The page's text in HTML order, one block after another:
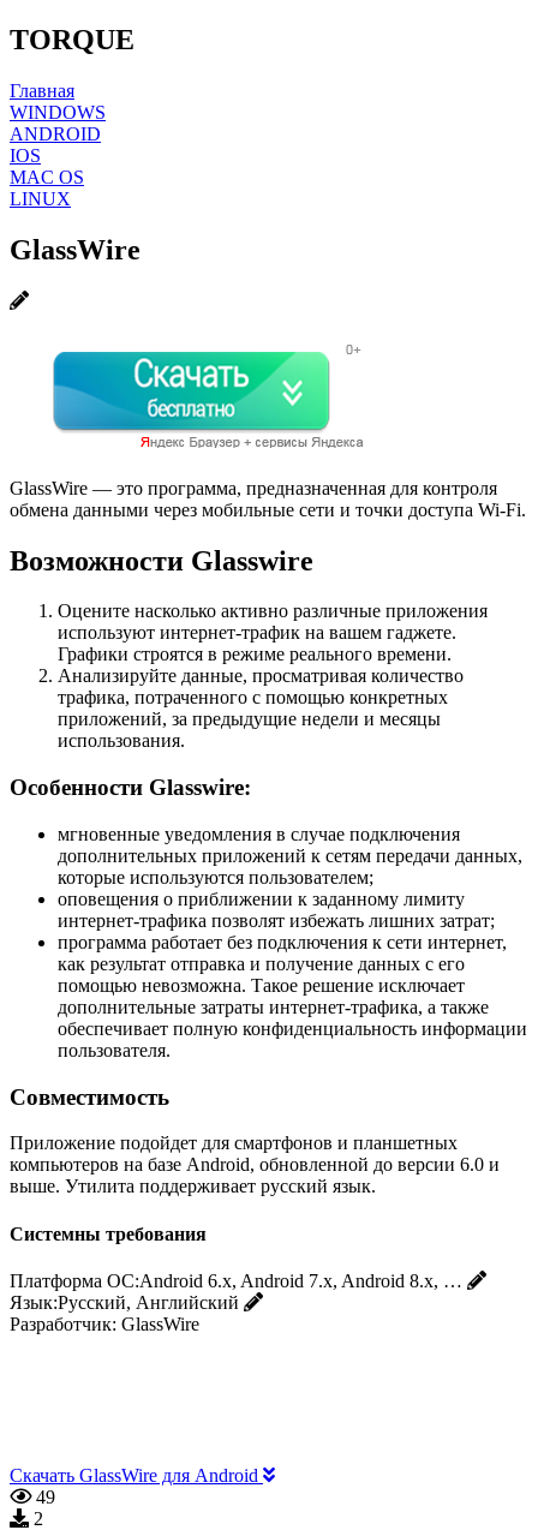
TORQUE
Главная
WINDOWS
ANDROID
IOS
MAC OS
LINUX
GlassWire
GlassWire — это программа, предназначенная для контроля
обмена данными через мобильные сети и точки доступа Wi-Fi.
Возможности Glasswire
Оцените насколько активно различные приложения
используют интернет-трафик на вашем гаджете.
Графики строятся в режиме реального времени.
Анализируйте данные, просматривая количество
трафика, потраченного с помощью конкретных
приложений, за предыдущие недели и месяцы
использования.
Особенности Glasswire:
мгновенные уведомления в случае подключения
дополнительных приложений к сетям передачи данных,
которые используются пользователем;
оповещения о приближении к заданному лимиту
интернет-трафика позволят избежать лишних затрат;
программа работает без подключения к сети интернет,
как результат отправка и получение данных с его
помощью невозможна. Такое решение исключает
дополнительные затраты интернет-трафика, а также
обеспечивает полную конфиденциальность информации
пользователя.
Совместимость
Приложение подойдет для смартфонов и планшетных
компьютеров на базе Android, обновленной до версии 6.0 и
выше. Утилита поддерживает русский язык.
Системны требования
Платформа ОС:Android 6.x, Android 7.x, Android 8.x, …
Язык:Русский, Английский
Разработчик: GlassWire
Скачать GlassWire для Android
49
2